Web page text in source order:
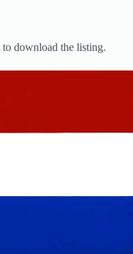
download the listing.